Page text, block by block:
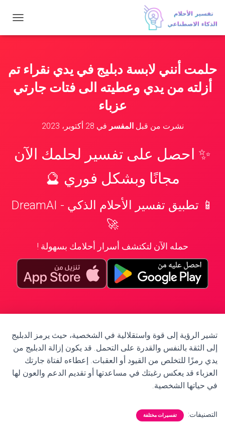
ب
ا
ت
حلمت أنني لابسة دبليج في يدي نقراء تم
أزلته من يدي وعطيته الى فتات جارتي
عزباء
نشرت من قبلالمفسر في 28 أكتوبر، 2023
✨ احصل على تفسير لحلمك الآن
مجانًا وبشكل فوري 🔮
📱 تطبيق تفسير الأحلام الذكي - DreamAI
🚀
حمله الآن لتكتشف أسرار أحلامك بسهولة !
تشير الرؤية إلى قوة واستقلالية في الشخصية، حيث يرمز الدبليج
إلى الثقة بالنفس والقدرة على التحمل. قد يكون إزالة الدبليج من
يدي رمزًا للتخلص من القيود أو العقبات. إعطاءه لفتاة جارتك
العزباء قد يعكس رغبتك في مساعدتها أو تقديم الدعم والعون لها
في حياتها الشخصية.
التصنيفات: تفسيرات مختلفة